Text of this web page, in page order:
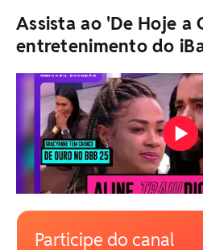
Assista ao 'De Hoje a
entretenimento do
Participe do canal